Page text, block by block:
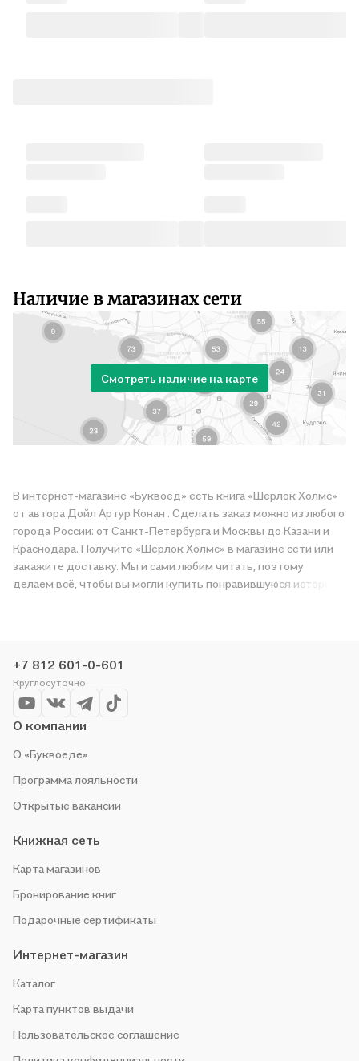
Наличие в магазинах сети
Смотреть наличие на карте
В интернет-магазине «Буквоед» есть книга «Шерлок Холмс»
от автора Дойл Артур Конан . Сделать заказ можно из любого
города России: от Санкт-Петербурга и Москвы до Казани и
Краснодара. Получите «Шерлок Холмс» в магазине сети или
закажите доставку. Мы и сами любим читать, поэтому
делаем всё, чтобы вы могли купить понравившуюся историю
+7 812 601-0-601
Круглосуточно
О компании
О «Буквоеде»
Программа лояльности
Открытые вакансии
Книжная сеть
Карта магазинов
Бронирование книг
Подарочные сертификаты
Интернет-магазин
Каталог
Карта пунктов выдачи
Пользовательское соглашение